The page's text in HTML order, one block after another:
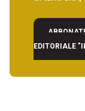
EDITORIALE